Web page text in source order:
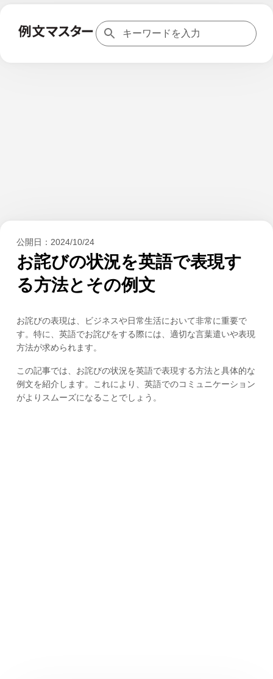
公開日： 2024/10/24
お詫びの状況を英語で表現す
る方法とその例文
お詫びの表現は、ビジネスや日常生活において非常に重要で
す。特に、英語でお詫びをする際には、適切な言葉遣いや表現
方法が求められます。
この記事では、お詫びの状況を英語で表現する方法と具体的な
例文を紹介します。これにより、英語でのコミュニケーション
がよりスムーズになることでしょう。